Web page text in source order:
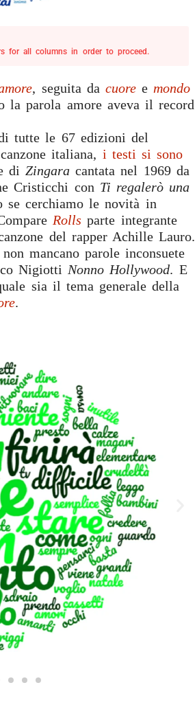
for all columns in order to proceed.
, seguita da cuore e mondo
la parola amore aveva il record
tutte le 67 edizioni del
italiana, i testi si sono
di Zingaracantata nel 1969 da
Cristicchi con Ti regalerò una
cerchiamo le novità in
Rolls parte integrante
del rapper Achille Lauro.
mancano parole inconsuete
Nigiotti Nonno Hollywood. E
sia il tema generale della
.